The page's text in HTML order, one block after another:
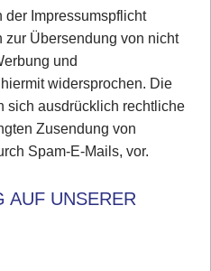
Impressumspflicht
Übersendung von nicht
und
widersprochen. Die
sich ausdrücklich rechtliche
Zusendung von
Spam-E-Mails, vor.
AUF UNSERER